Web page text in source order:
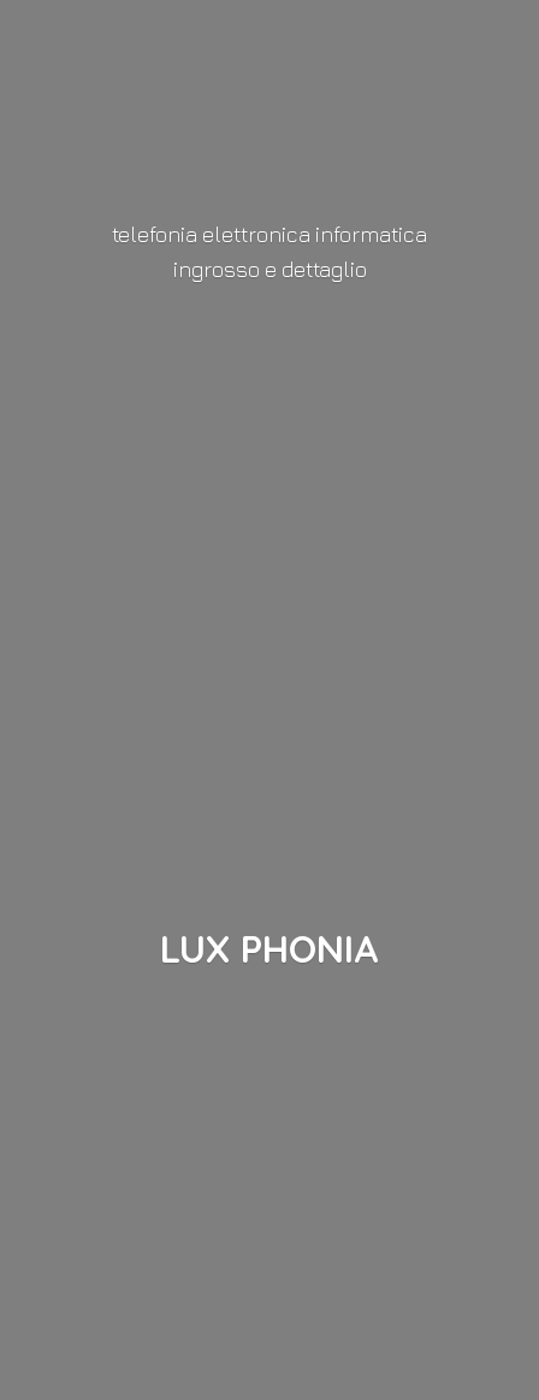
LUX PHONIA
telefonia elettronica informatica
ingrosso e dettaglio